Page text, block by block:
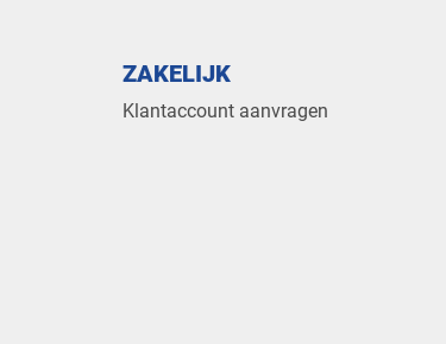
ZAKELIJK
Klantaccount aanvragen